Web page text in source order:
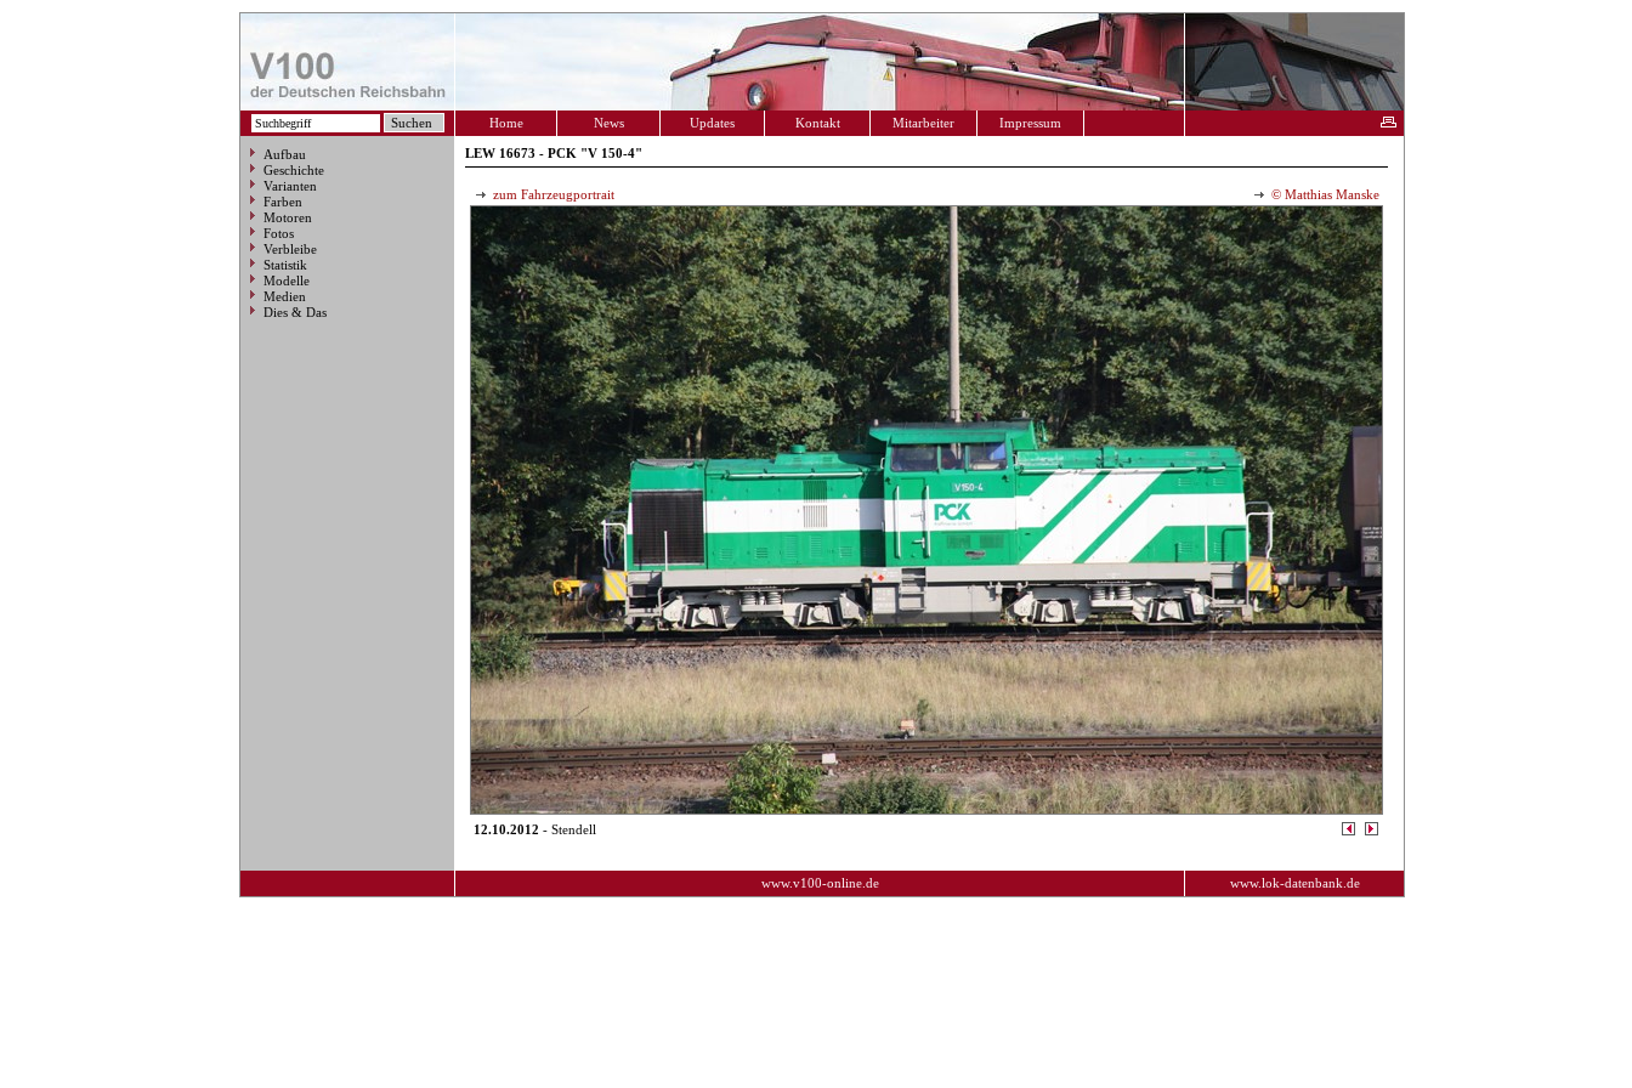
Home News Updates Kontakt Mitarbeiter Impressum
Aufbau
Geschichte
Varianten
Farben
Motoren
Fotos
Verbleibe
Statistik
Modelle
Medien
Dies & Das
LEW 16673 - PCK "V 150-4"
zum Fahrzeugportrait © Matthias Manske
12.10.2012 - Stendell
www.v100-online.de www.lok-datenbank.de